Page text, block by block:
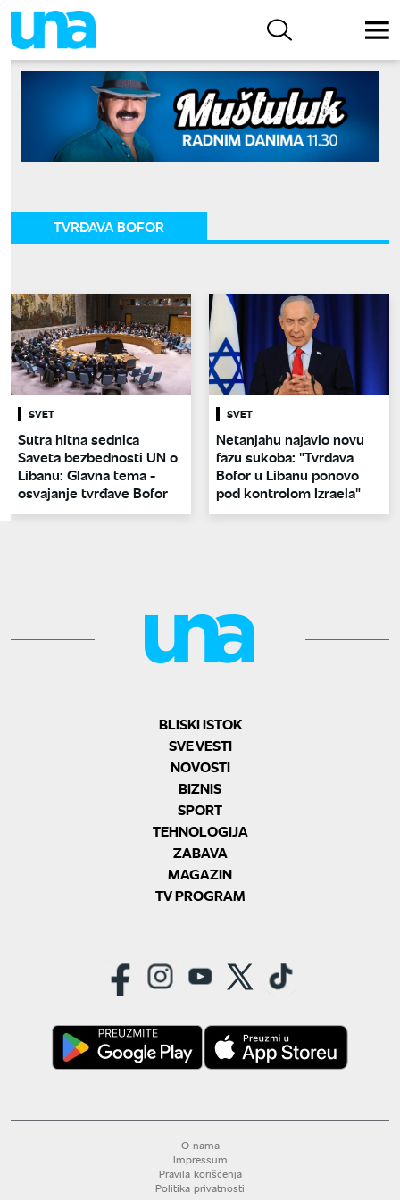
TVRĐAVA BOFOR
SVET
Sutra hitna sednica
Saveta bezbednosti UN o
Libanu: Glavna tema -
osvajanje tvrđave Bofor
SVET
Netanjahu najavio novu
fazu sukoba: "Tvrđava
Bofor u Libanu ponovo
pod kontrolom Izraela"
BLISKI ISTOK
SVE VESTI
NOVOSTI
BIZNIS
SPORT
TEHNOLOGIJA
ZABAVA
MAGAZIN
TV PROGRAM
O nama
Impressum
Pravila korišćenja
Politika privatnosti